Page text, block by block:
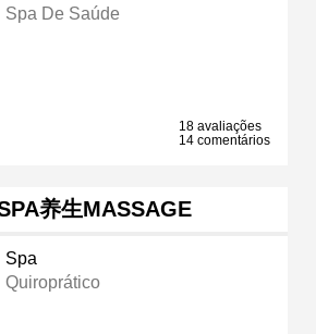
Spa De Saúde
18 avaliações
14 comentários
养生MASSAGE
Spa
Quiroprático